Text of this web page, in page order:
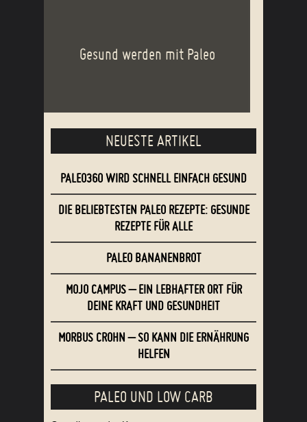
Paleo Ernährungsplan
Zuckerfreie Ernährung
Gesund werden mit Paleo
NEUESTE ARTIKEL
PALEO360 WIRD SCHNELL EINFACH GESUND
DIE BELIEBTESTEN PALEO REZEPTE: GESUNDE
REZEPTE FÜR ALLE